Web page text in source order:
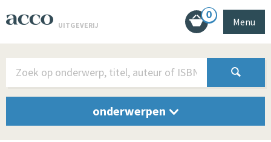
UITGEVERIJ
0
Menu
onderwerpen